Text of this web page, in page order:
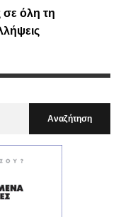
σε όλη τη